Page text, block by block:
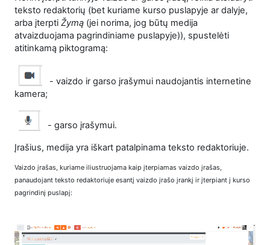
teksto redaktorių (bet kuriame kurso puslapyje ar dalyje,
arba įterpti Žymą (jei norima, jog būtų medija
atvaizduojama pagrindiniame puslapyje)), spustelėti
atitinkamą piktogramą:
- vaizdo ir garso įrašymui naudojantis internetine
kamera;
- garso įrašymui.
Įrašius, medija yra iškart patalpinama teksto redaktoriuje.
Vaizdo įrašas, kuriame iliustruojama kaip įterpiamas vaizdo įrašas,
panaudojant teksto redaktoriuje esantį vaizdo įrašo įrankį ir įterpiant į kurso
pagrindinį puslapį: